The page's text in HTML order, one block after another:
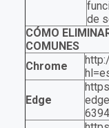
de
CÓMO
COMUNES
Chrome
Edge